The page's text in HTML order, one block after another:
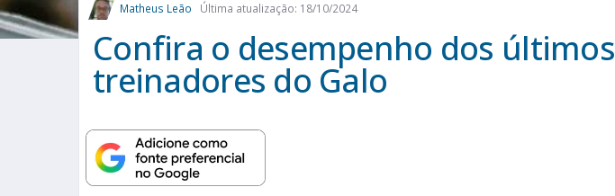
Matheus Leão Última atualização: 18/10/2024
Confira o desempenho dos últimos
treinadores do Galo